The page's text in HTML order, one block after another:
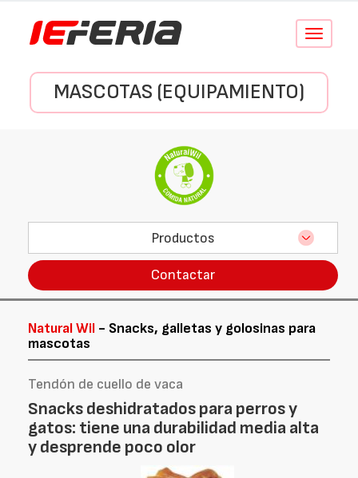
Conmutar
MASCOTAS (EQUIPAMIENTO)
Productos
Contactar
Natural Wil - Snacks, galletas y golosinas para
mascotas
Tendón de cuello de vaca
Snacks deshidratados para perros y
gatos: tiene una durabilidad media alta
y desprende poco olor